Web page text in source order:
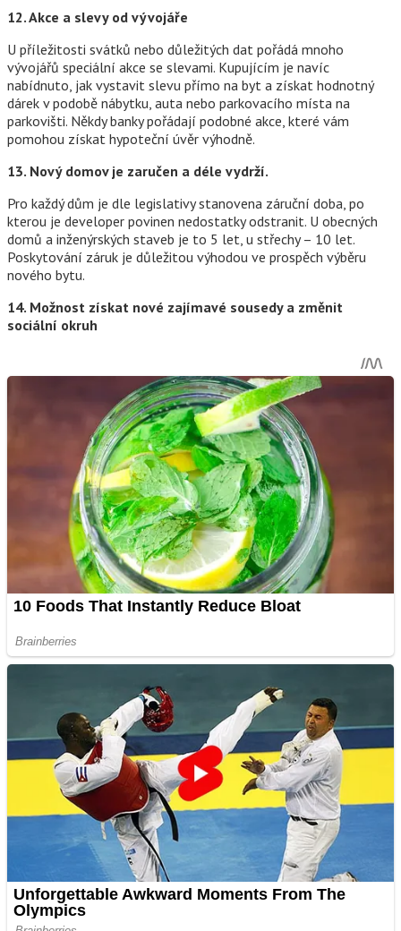
12. Akce a slevy od vývojáře
U příležitosti svátků nebo důležitých dat pořádá mnoho
vývojářů speciální akce se slevami. Kupujícím je navíc
nabídnuto, jak vystavit slevu přímo na byt a získat hodnotný
dárek v podobě nábytku, auta nebo parkovacího místa na
parkovišti. Někdy banky pořádají podobné akce, které vám
pomohou získat hypoteční úvěr výhodně.
13. Nový domov je zaručen a déle vydrží.
Pro každý dům je dle legislativy stanovena záruční doba, po
kterou je developer povinen nedostatky odstranit. U obecných
domů a inženýrských staveb je to 5 let, u střechy – 10 let.
Poskytování záruk je důležitou výhodou ve prospěch výběru
nového bytu.
14. Možnost získat nové zajímavé sousedy a změnit
sociální okruh